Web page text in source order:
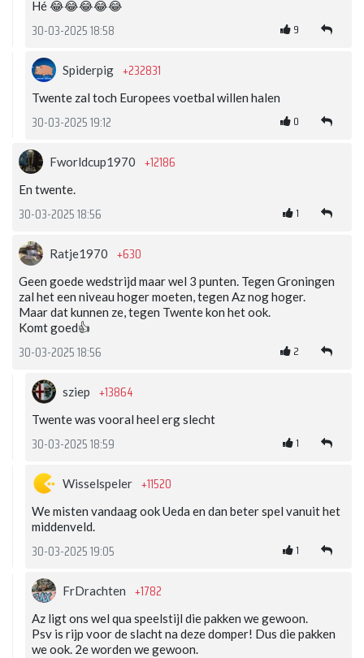
Hé 😂😂😂😂😂
30-03-2025 18:58 9
Spiderpig +232831
Twente zal toch Europees voetbal willen halen
30-03-2025 19:12 0
Fworldcup1970 +12186
En twente.
30-03-2025 18:56 1
Ratje1970 +630
Geen goede wedstrijd maar wel 3 punten. Tegen Groningen
zal het een niveau hoger moeten, tegen Az nog hoger.
Maar dat kunnen ze, tegen Twente kon het ook.
Komt goed👍
30-03-2025 18:56 2
sziep +13864
Twente was vooral heel erg slecht
30-03-2025 18:59 1
Wisselspeler +11520
We misten vandaag ook Ueda en dan beter spel vanuit het
middenveld.
30-03-2025 19:05 1
FrDrachten +1782
Az ligt ons wel qua speelstijl die pakken we gewoon.
Psv is rijp voor de slacht na deze domper! Dus die pakken
we ook. 2e worden we gewoon.